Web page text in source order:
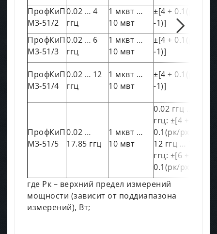
ПрофКиП
М3‑51/2
0.02 … 4
ггц
1 мквт …
10 мвт
±[4 + 0.1(рк/рх
-1)]
ПрофКиП
М3‑51/3
0.02 … 6
ггц
1 мквт …
10 мвт
±[4 + 0.1(рк/рх
-1)]
ПрофКиП
М3‑51/4
0.02 … 12
ггц
1 мквт …
10 мвт
±[4 + 0.1(рк/рх
-1)]
ПрофКиП
М3‑51/5
0.02 …
17.85 ггц
1 мквт …
10 мвт
0.02 ггц … 12
ггц: ±[4 +
0.1(рк/рх -1)]
12 ггц … 17.85
ггц: ±[6 +
0.1(рк/рх -1)]
где Рк – верхний предел измерений
мощности (зависит от поддиапазона
измерений), Вт;